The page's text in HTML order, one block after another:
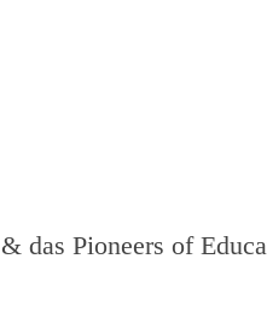
& das Pioneers of